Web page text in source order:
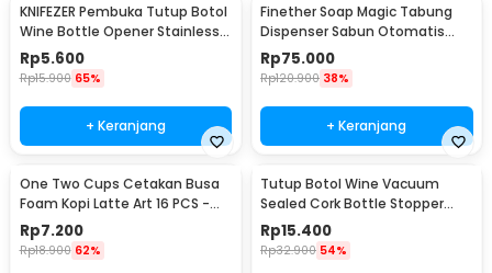
KNIFEZER Pembuka Tutup Botol
Wine Bottle Opener Stainless
Steel - WS01
Rp5.600
Rp15.900 65%
+ Keranjang
Finether Soap Magic Tabung
Dispenser Sabun Otomatis
400ml - AD-03
Rp75.000
Rp120.900 38%
+ Keranjang
One Two Cups Cetakan Busa
Foam Kopi Latte Art 16 PCS -
JJYE01
Rp7.200
Rp18.900 62%
Tutup Botol Wine Vacuum
Sealed Cork Bottle Stopper
Stainless Steel - G94529
Rp15.400
Rp32.900 54%